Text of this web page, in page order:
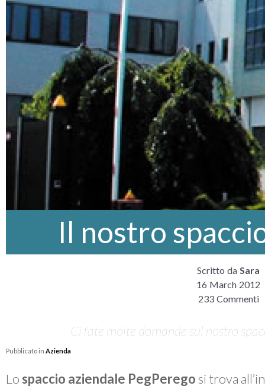
Il nostro
Scritto da Sara
16 March 2012
233 Commenti
Ci fate molte domande sul nostro
Pubblicato in Azienda
Lo spaccio aziendale PegPerego si trova